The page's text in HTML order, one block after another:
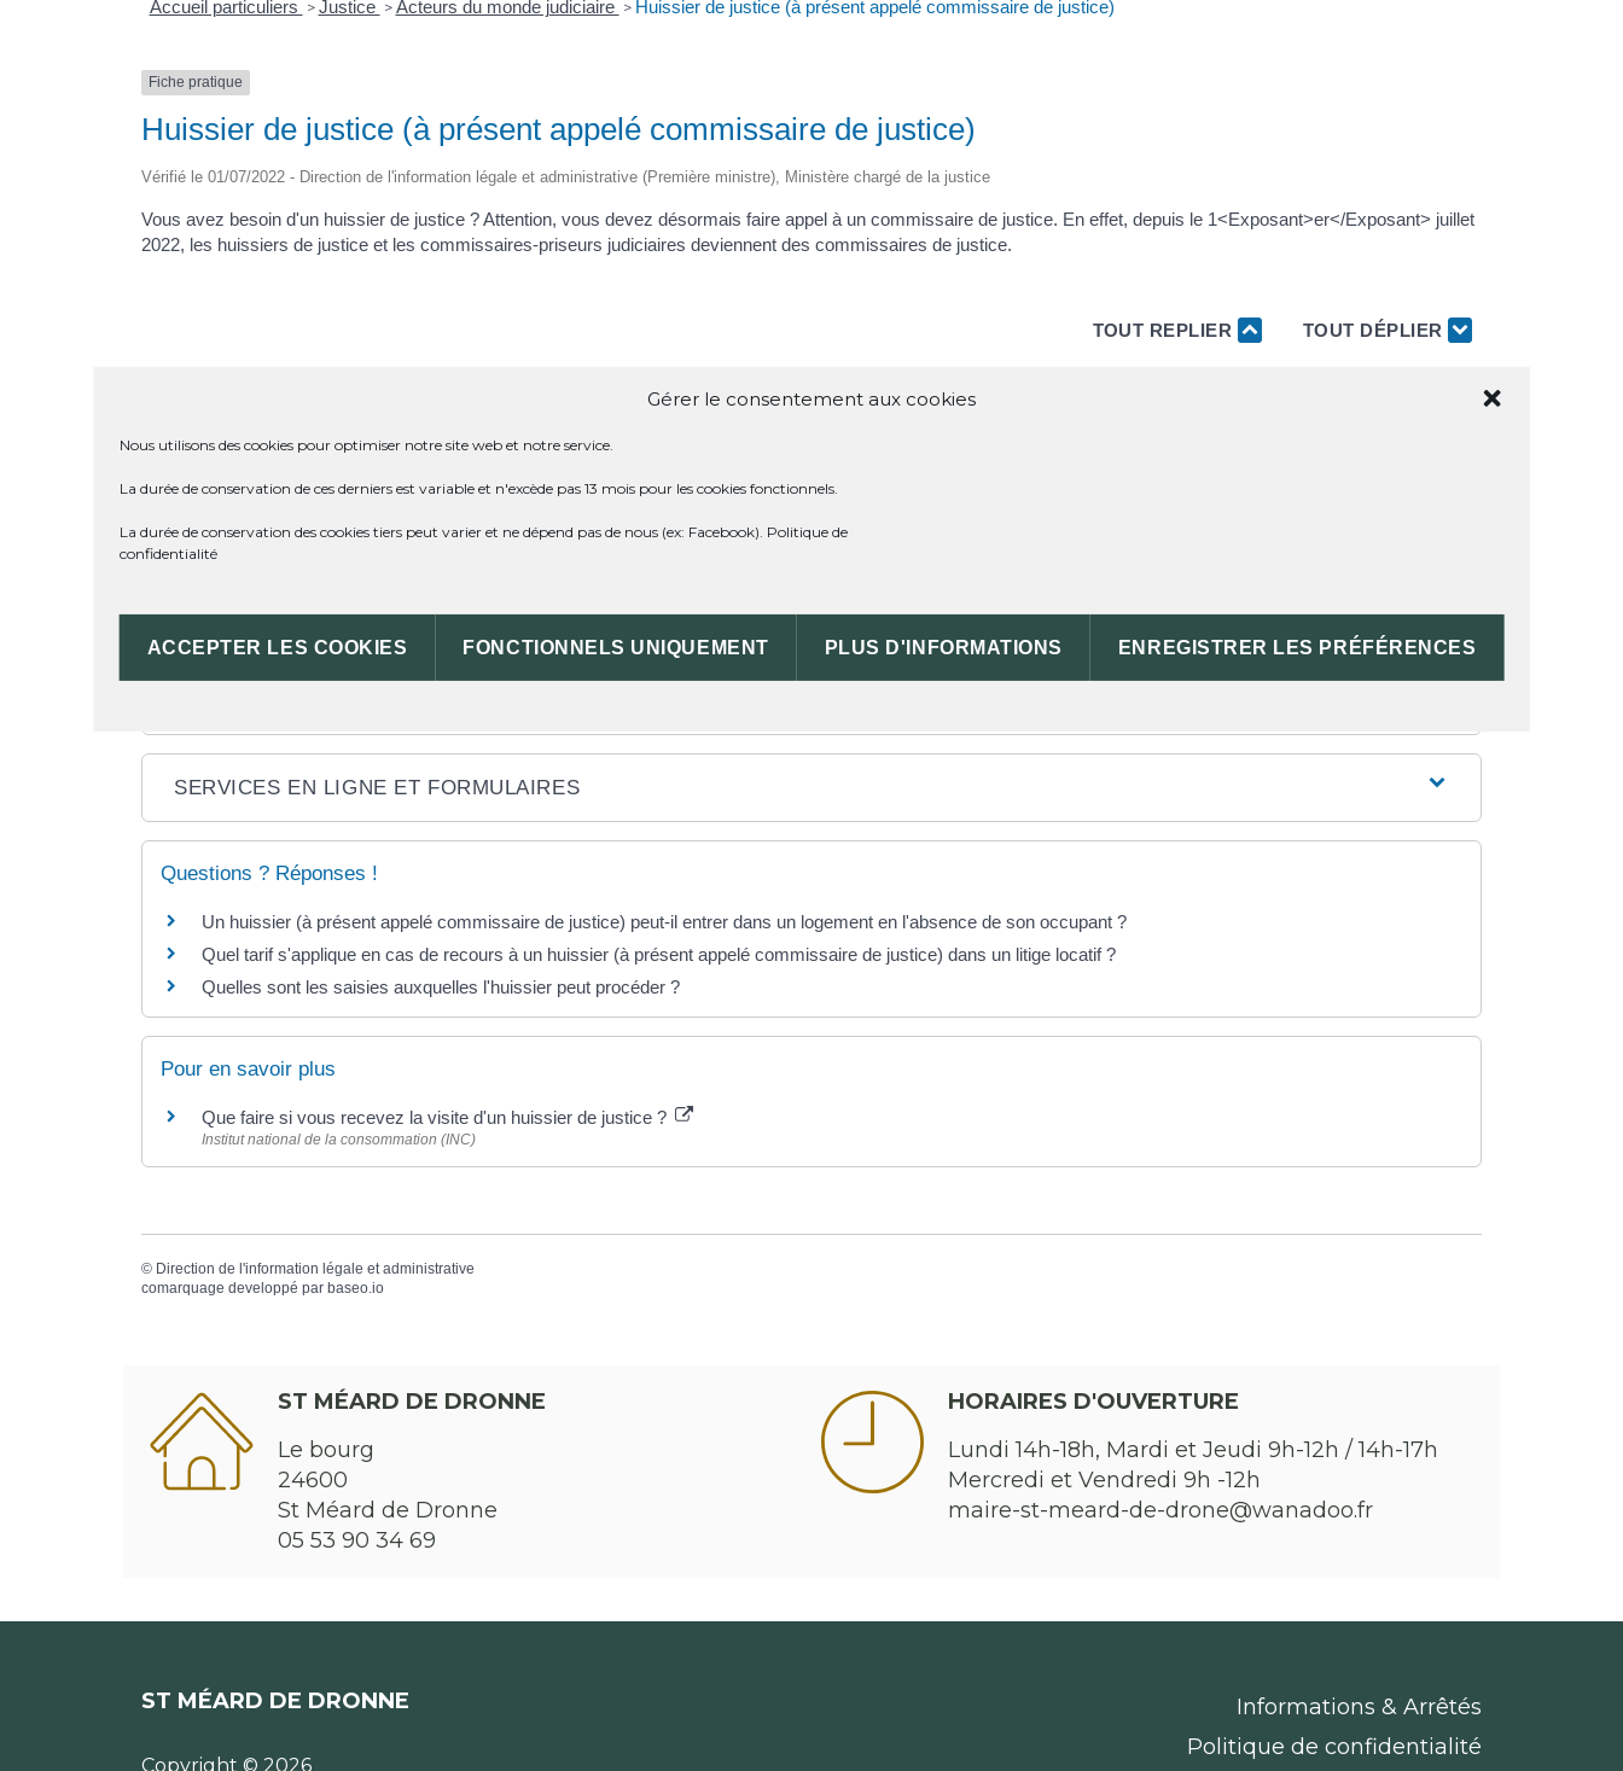
Gérer le consentement aux cookies
Nous utilisons des cookies pour optimiser notre site web et notre service.
La durée de conservation de ces derniers est variable et n'excède pas 13 mois pour les cookies fonctionnels.
La durée de conservation des cookies tiers peut varier et ne dépend pas de nous (ex: Facebook). Politique de
confidentialité
ACCEPTER LES COOKIES FONCTIONNELS UNIQUEMENT PLUS D'INFORMATIONS ENREGISTRER LES PRÉFÉRENCES
Accueil particuliers > Justice > Acteurs du monde judiciaire > Huissier de justice (à présent appelé commissaire de justice)
Fiche pratique
Huissier de justice (à présent appelé commissaire de justice)
Vérifié le 01/07/2022 - Direction de l'information légale et administrative (Première ministre), Ministère chargé de la justice
Vous avez besoin d'un huissier de justice ? Attention, vous devez désormais faire appel à un commissaire de justice. En effet, depuis le 1<Exposant>er</Exposant> juillet
2022, les huissiers de justice et les commissaires-priseurs judiciaires deviennent des commissaires de justice.
TOUT REPLIER TOUT DÉPLIER
QUELLE SONT LES MISSIONS DU COMMISSAIRE DE JUSTICE ?
COMMENT TROUVER UN COMMISSAIRE DE JUSTICE ?
SERVICES EN LIGNE ET FORMULAIRES
Questions ? Réponses !
Un huissier (à présent appelé commissaire de justice) peut-il entrer dans un logement en l'absence de son occupant ?
Quel tarif s'applique en cas de recours à un huissier (à présent appelé commissaire de justice) dans un litige locatif ?
Quelles sont les saisies auxquelles l'huissier peut procéder ?
Pour en savoir plus
Que faire si vous recevez la visite d'un huissier de justice ?
Institut national de la consommation (INC)
© Direction de l'information légale et administrative
comarquage developpé par baseo.io
ST MÉARD DE DRONNE
Le bourg
24600
St Méard de Dronne
05 53 90 34 69
HORAIRES D'OUVERTURE
Lundi 14h-18h, Mardi et Jeudi 9h-12h / 14h-17h
Mercredi et Vendredi 9h -12h
maire-st-meard-de-drone@wanadoo.fr
ST MÉARD DE DRONNE
Copyright © 2026
Informations & Arrêtés
Politique de confidentialité